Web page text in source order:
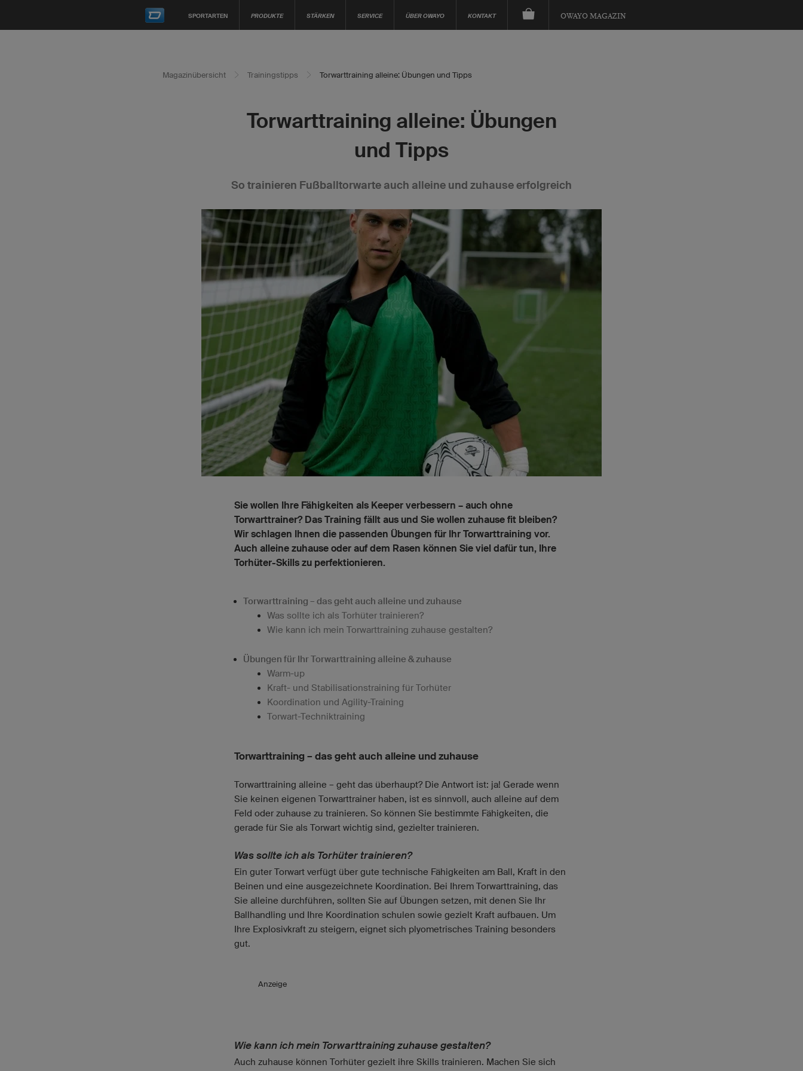
SPORTARTEN PRODUKTE STÄRKEN SERVICE ÜBER OWAYO KONTAKT OWAYO MAGAZIN
Magazinübersicht Trainingstipps Torwarttraining alleine: Übungen und Tipps
Torwarttraining alleine: Übungen
und Tipps
So trainieren Fußballtorwarte auch alleine und zuhause erfolgreich
Sie wollen Ihre Fähigkeiten als Keeper verbessern – auch ohne
Torwarttrainer? Das Training fällt aus und Sie wollen zuhause fit bleiben?
Wir schlagen Ihnen die passenden Übungen für Ihr Torwarttraining vor.
Auch alleine zuhause oder auf dem Rasen können Sie viel dafür tun, Ihre
Torhüter-Skills zu perfektionieren.
Torwarttraining – das geht auch alleine und zuhause
Was sollte ich als Torhüter trainieren?
Wie kann ich mein Torwarttraining zuhause gestalten?
Übungen für Ihr Torwarttraining alleine & zuhause
Warm-up
Kraft- und Stabilisationstraining für Torhüter
Koordination und Agility-Training
Torwart-Techniktraining
Torwarttraining – das geht auch alleine und zuhause
Torwarttraining alleine – geht das überhaupt? Die Antwort ist: ja! Gerade wenn
Sie keinen eigenen Torwarttrainer haben, ist es sinnvoll, auch alleine auf dem
Feld oder zuhause zu trainieren. So können Sie bestimmte Fähigkeiten, die
gerade für Sie als Torwart wichtig sind, gezielter trainieren.
Was sollte ich als Torhüter trainieren?
Ein guter Torwart verfügt über gute technische Fähigkeiten am Ball, Kraft in den
Beinen und eine ausgezeichnete Koordination. Bei Ihrem Torwarttraining, das
Sie alleine durchführen, sollten Sie auf Übungen setzen, mit denen Sie Ihr
Ballhandling und Ihre Koordination schulen sowie gezielt Kraft aufbauen. Um
Ihre Explosivkraft zu steigern, eignet sich plyometrisches Training besonders
gut.
Anzeige
Wie kann ich mein Torwarttraining zuhause gestalten?
Auch zuhause können Torhüter gezielt ihre Skills trainieren. Machen Sie sich